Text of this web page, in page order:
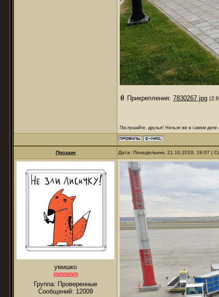
Прикрепления: 7830267.jpg
Послушайте, друзья! Нельзя же в самом деле
Прозаик Дата: Понедельник, 21.10.2019, 19:07 |
умишко
Группа: Проверенные
Сообщений: 12009